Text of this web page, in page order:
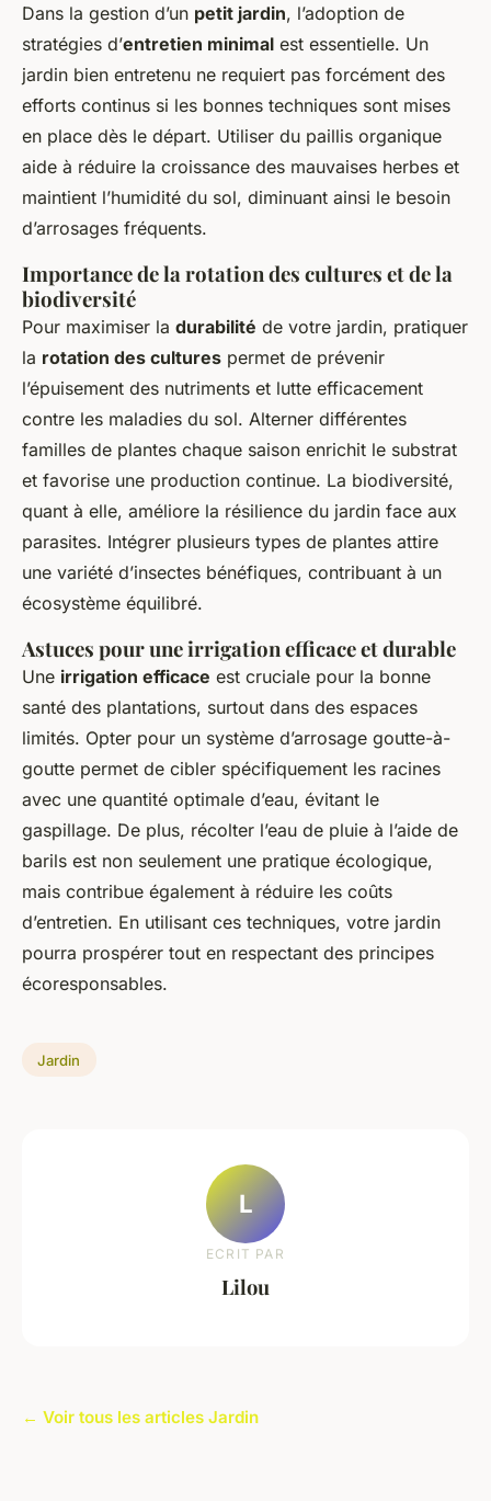
Dans la gestion d’un petit jardin, l’adoption de
stratégies d’entretien minimal est essentielle. Un
jardin bien entretenu ne requiert pas forcément des
efforts continus si les bonnes techniques sont mises
en place dès le départ. Utiliser du paillis organique
aide à réduire la croissance des mauvaises herbes et
maintient l’humidité du sol, diminuant ainsi le besoin
d’arrosages fréquents.
Importance de la rotation des cultures et de la
biodiversité
Pour maximiser la durabilité de votre jardin, pratiquer
la rotation des cultures permet de prévenir
l’épuisement des nutriments et lutte efficacement
contre les maladies du sol. Alterner différentes
familles de plantes chaque saison enrichit le substrat
et favorise une production continue. La biodiversité,
quant à elle, améliore la résilience du jardin face aux
parasites. Intégrer plusieurs types de plantes attire
une variété d’insectes bénéfiques, contribuant à un
écosystème équilibré.
Astuces pour une irrigation efficace et durable
Une irrigation efficace est cruciale pour la bonne
santé des plantations, surtout dans des espaces
limités. Opter pour un système d’arrosage goutte-à-
goutte permet de cibler spécifiquement les racines
avec une quantité optimale d’eau, évitant le
gaspillage. De plus, récolter l’eau de pluie à l’aide de
barils est non seulement une pratique écologique,
mais contribue également à réduire les coûts
d’entretien. En utilisant ces techniques, votre jardin
pourra prospérer tout en respectant des principes
écoresponsables.
Jardin
L
ECRIT PAR
Lilou
← Voir tous les articles Jardin